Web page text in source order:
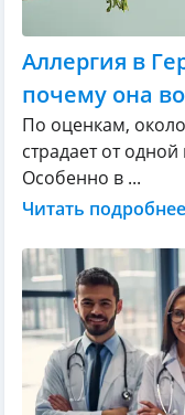
Аллергия в
почему она
По оценкам,
страдает от
Особенно в ...
Читать подробнее